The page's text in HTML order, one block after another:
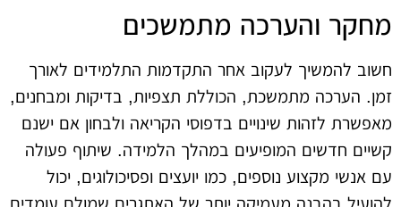
מחקר והערכה מתמשכים
חשוב להמשיך לעקוב אחר התקדמות התלמידים לאורך
זמן. הערכה מתמשכת, הכוללת תצפיות, בדיקות ומבחנים,
מאפשרת לזהות שינויים בדפוסי הקריאה ולבחון אם ישנם
קשיים חדשים המופיעים במהלך הלמידה. שיתוף פעולה
עם אנשי מקצוע נוספים, כמו יועצים ופסיכולוגים, יכול
להועיל בהבנה מעמיקה יותר של האתגרים שמולם עומדים